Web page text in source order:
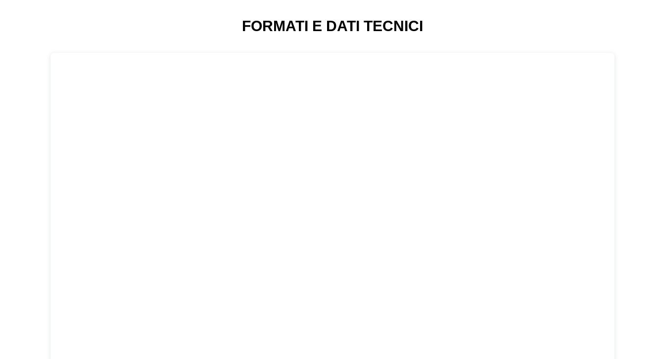
FORMATI E DATI TECNICI